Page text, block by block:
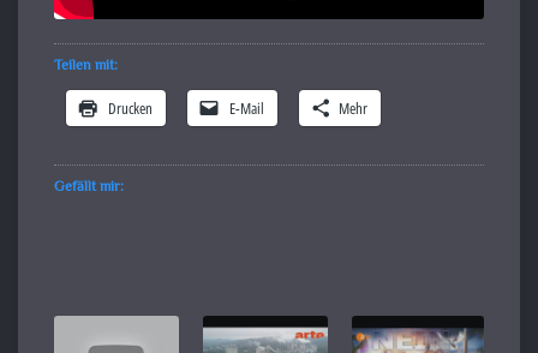
Teilen mit:
Drucken E-Mail Mehr
Gefällt mir: